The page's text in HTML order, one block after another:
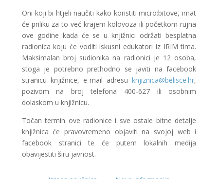
Oni koji bi htjeli naučiti kako koristiti micro:bitove, imat
će priliku za to već krajem kolovoza ili početkom rujna
ove godine kada će se u knjižnici održati besplatna
radionica koju će voditi iskusni edukatori iz IRIM tima.
Maksimalan broj sudionika na radionici je 12 osoba,
stoga je potrebno prethodno se javiti na facebook
stranicu knjižnice, e-mail adresuknjiznica@belisce.hr,
pozivom na broj telefona 400-627 ili osobnim
dolaskom u knjižnicu.
Točan termin ove radionice i sve ostale bitne detalje
knjižnica će pravovremeno objaviti na svojoj web i
facebook stranici te će putem lokalnih medija
obavijestiti širu javnost.